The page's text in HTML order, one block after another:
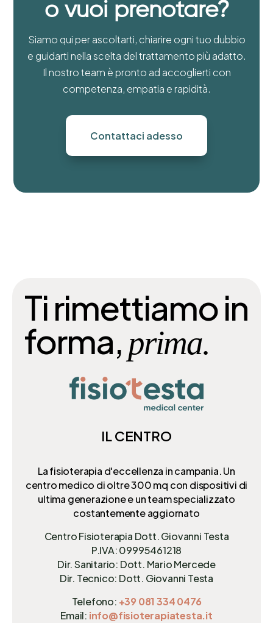
o vuoi prenotare?
Siamo qui per ascoltarti, chiarire ogni tuo dubbio
e guidarti nella scelta del trattamento più adatto.
Il nostro team è pronto ad accoglierti con
competenza, empatia e rapidità.
Contattaci adesso
Ti rimettiamo in
forma, prima.
IL CENTRO
La fisioterapia d'eccellenza in campania. Un
centro medico di oltre 300 mq con dispositivi di
ultima generazione e un team specializzato
costantemente aggiornato
Centro Fisioterapia Dott. Giovanni Testa
P.IVA: 09995461218
Dir. Sanitario: Dott. Mario Mercede
Dir. Tecnico: Dott. Giovanni Testa
Telefono: +39 081 334 0476
Email: info@fisioterapiatesta.it